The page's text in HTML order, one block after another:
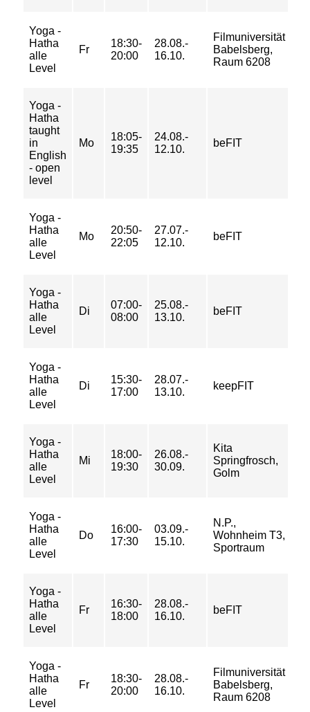
Yoga -
Hatha
alle
Level
Fr
18:30-
20:00
28.08.-
16.10.
Filmuniversität
Babelsberg,
Raum 6208
Yoga -
Hatha
taught
in
English
- open
level
Mo
18:05-
19:35
24.08.-
12.10.
beFIT
Yoga -
Hatha
alle
Level
Mo
20:50-
22:05
27.07.-
12.10.
beFIT
Yoga -
Hatha
alle
Level
Di
07:00-
08:00
25.08.-
13.10.
beFIT
Yoga -
Hatha
alle
Level
Di
15:30-
17:00
28.07.-
13.10.
keepFIT
Yoga -
Hatha
alle
Level
Mi
18:00-
19:30
26.08.-
30.09.
Kita
Springfrosch,
Golm
Yoga -
Hatha
alle
Level
Do
16:00-
17:30
03.09.-
15.10.
N.P.,
Wohnheim T3,
Sportraum
Yoga -
Hatha
alle
Level
Fr
16:30-
18:00
28.08.-
16.10.
beFIT
Yoga -
Hatha
alle
Level
Fr
18:30-
20:00
28.08.-
16.10.
Filmuniversität
Babelsberg,
Raum 6208